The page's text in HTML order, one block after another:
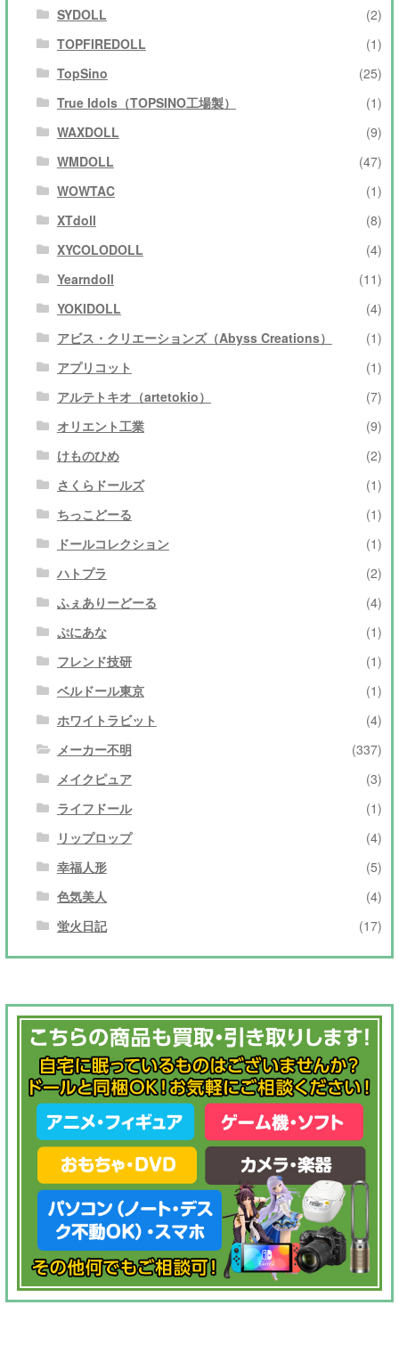
SYDOLL
(2)
TOPFIREDOLL
(1)
TopSino
(25)
True Idols（TOPSINO工場製）
(1)
WAXDOLL
(9)
WMDOLL
(47)
WOWTAC
(1)
XTdoll
(8)
XYCOLODOLL
(4)
Yearndoll
(11)
YOKIDOLL
(4)
アビス・クリエーションズ（Abyss Creations）
(1)
アプリコット
(1)
アルテトキオ（artetokio）
(7)
オリエント工業
(9)
けものひめ
(2)
さくらドールズ
(1)
ちっこどーる
(1)
ドールコレクション
(1)
ハトプラ
(2)
ふぇありーどーる
(4)
ぷにあな
(1)
フレンド技研
(1)
ベルドール東京
(1)
ホワイトラビット
(4)
メーカー不明
(337)
メイクピュア
(3)
ライフドール
(1)
リップロップ
(4)
幸福人形
(5)
色気美人
(4)
蛍火日記
(17)